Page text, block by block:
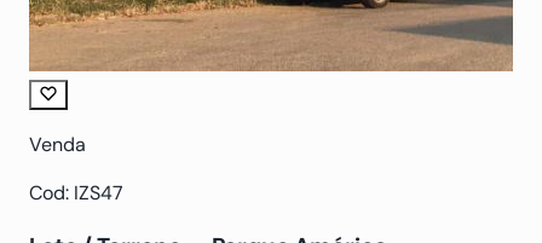
Venda
Cod: IZS47